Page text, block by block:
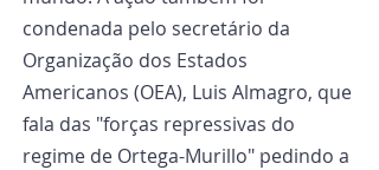
condenada pelo secretário da
Organização dos Estados
Americanos (OEA), Luis Almagro, que
fala das "forças repressivas do
regime de Ortega-Murillo" pedindo a